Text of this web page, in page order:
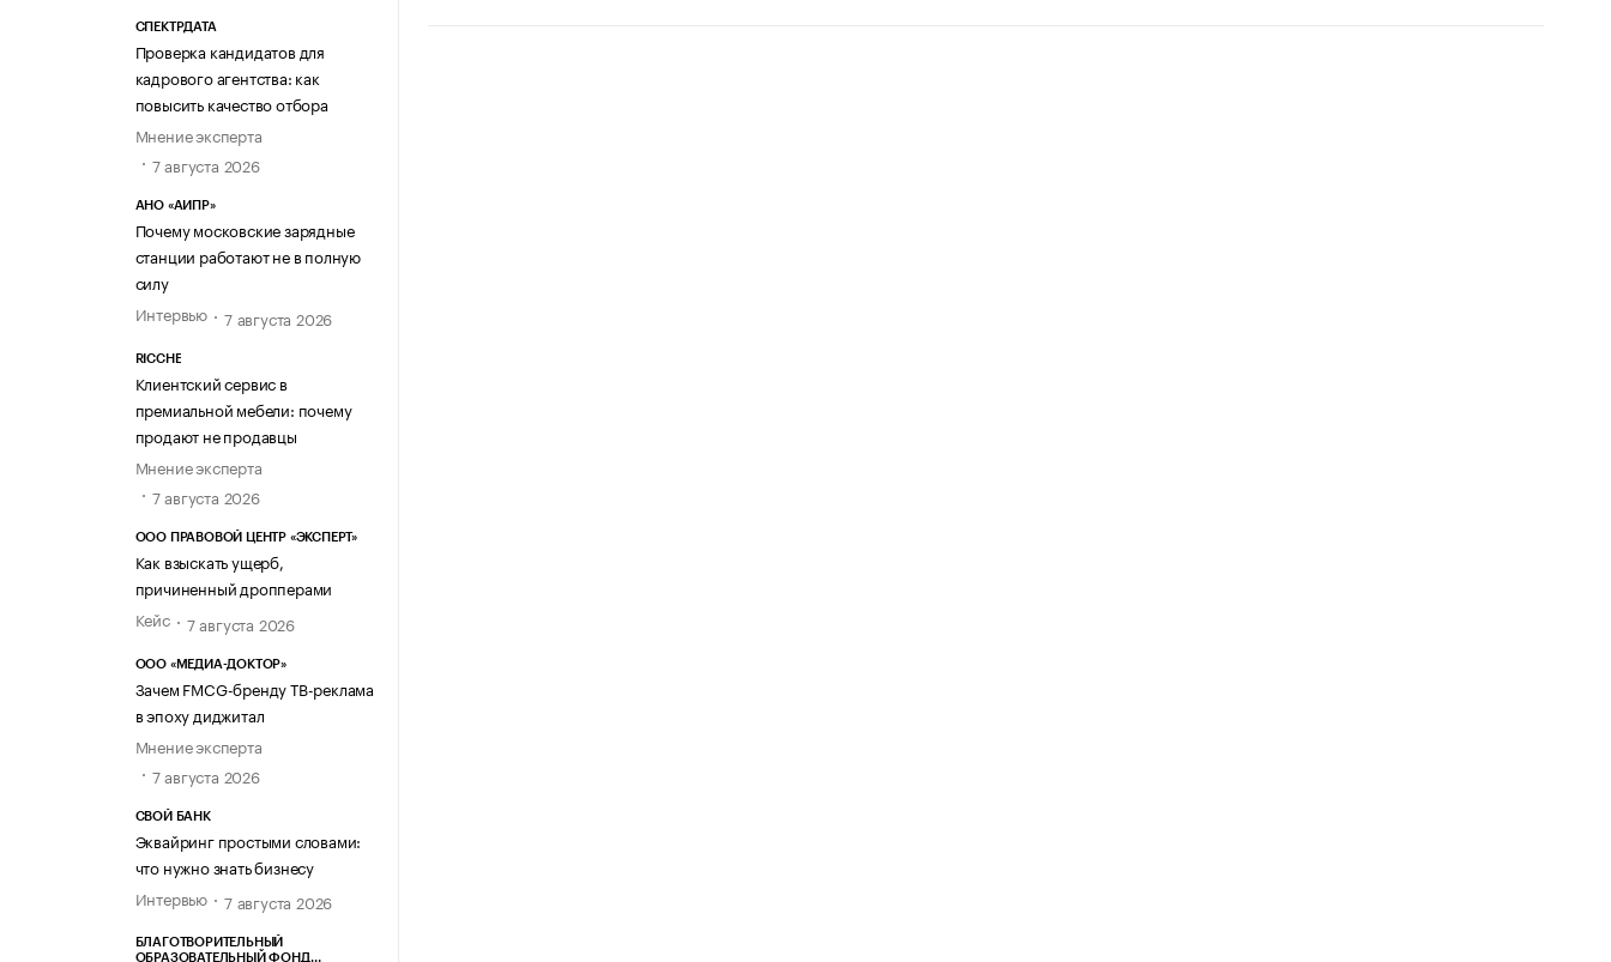
СПЕКТРДАТА
Проверка кандидатов для
кадрового агентства: как
повысить качество отбора
Мнение эксперта
7 августа 2026
АНО «АИПР»
Почему московские зарядные
станции работают не в полную
силу
Интервью
7 августа 2026
RICCHE
Клиентский сервис в
премиальной мебели: почему
продают не продавцы
Мнение эксперта
7 августа 2026
ООО ПРАВОВОЙ ЦЕНТР «ЭКСПЕРТ»
Как взыскать ущерб,
причиненный дропперами
Кейс
7 августа 2026
ООО «МЕДИА-ДОКТОР»
Зачем FMCG-бренду ТВ-реклама
в эпоху диджитал
Мнение эксперта
7 августа 2026
СВОЙ БАНК
Эквайринг простыми словами:
что нужно знать бизнесу
Интервью
7 августа 2026
БЛАГОТВОРИТЕЛЬНЫЙ
ОБРАЗОВАТЕЛЬНЫЙ ФОНД